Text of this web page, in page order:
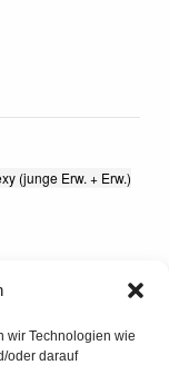
wir Technologien wie
oder darauf
(junge Erw. + Erw.)